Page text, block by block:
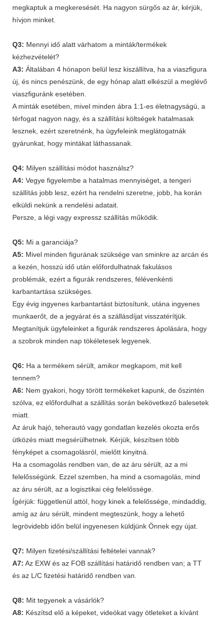
megkaptuk a megkeresését. Ha nagyon sürgős az ár, kérjük,
hívjon minket.
Q3: Mennyi idő alatt várhatom a minták/termékek
kézhezvételét?
A3: Általában 4 hónapon belül lesz kiszállítva, ha a viaszfigura
új, és nincs penészünk, de egy hónap alatt elkészül a meglévő
viaszfiguránk esetében.
A minták esetében, mivel minden ábra 1:1-es életnagyságú, a
térfogat nagyon nagy, és a szállítási költségek hatalmasak
lesznek, ezért szeretnénk, ha ügyfeleink meglátogatnák
gyárunkat, hogy mintákat láthassanak.
Q4: Milyen szállítási módot használsz?
A4: Vegye figyelembe a hatalmas mennyiséget, a tengeri
szállítás jobb lesz, ezért ha rendelni szeretne, jobb, ha korán
elküldi nekünk a rendelési adatait.
Persze, a légi vagy expressz szállítás működik.
Q5: Mi a garanciája?
A5: Mivel minden figurának szüksége van sminkre az arcán és
a kezén, hosszú idő után előfordulhatnak fakulásos
problémák, ezért a figurák rendszeres, félévenkénti
karbantartása szükséges.
Egy évig ingyenes karbantartást biztosítunk, utána ingyenes
munkaerőt, de a jegyárat és a szállásdíjat visszatérítjük.
Megtanítjuk ügyfeleinket a figurák rendszeres ápolására, hogy
a szobrok minden nap tökéletesek legyenek.
Q6: Ha a termékem sérült, amikor megkapom, mit kell
tennem?
A6: Nem gyakori, hogy törött termékeket kapunk, de őszintén
szólva, ez előfordulhat a szállítás során bekövetkező balesetek
miatt.
Az áruk hajó, teherautó vagy gondatlan kezelés okozta erős
ütközés miatt megsérülhetnek. Kérjük, készítsen több
fényképet a csomagolásról, mielőtt kinyitná.
Ha a csomagolás rendben van, de az áru sérült, az a mi
felelősségünk. Ezzel szemben, ha mind a csomagolás, mind
az áru sérült, az a logisztikai cég felelőssége.
Ígérjük: függetlenül attól, hogy kinek a felelőssége, mindaddig,
amíg az áru sérült, mindent megteszünk, hogy a lehető
legrövidebb időn belül ingyenesen küldjünk Önnek egy újat.
Q7: Milyen fizetési/szállítási feltételei vannak?
A7: Az EXW és az FOB szállítási határidő rendben van; a TT
és az L/C fizetési határidő rendben van.
Q8: Mit tegyenek a vásárlók?
A8: Készítsd elő a képeket, videókat vagy ötleteket a kívánt